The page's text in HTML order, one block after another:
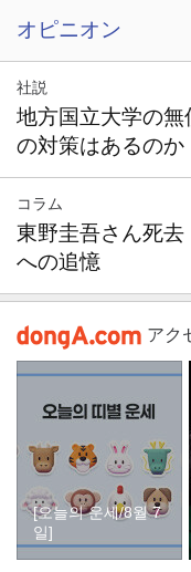
オピニオン
社説
地方国立大学の
の対策はあるのか
コラム
東野圭吾さん死
への追憶
アク
[오늘의 운세/8월 7
일]